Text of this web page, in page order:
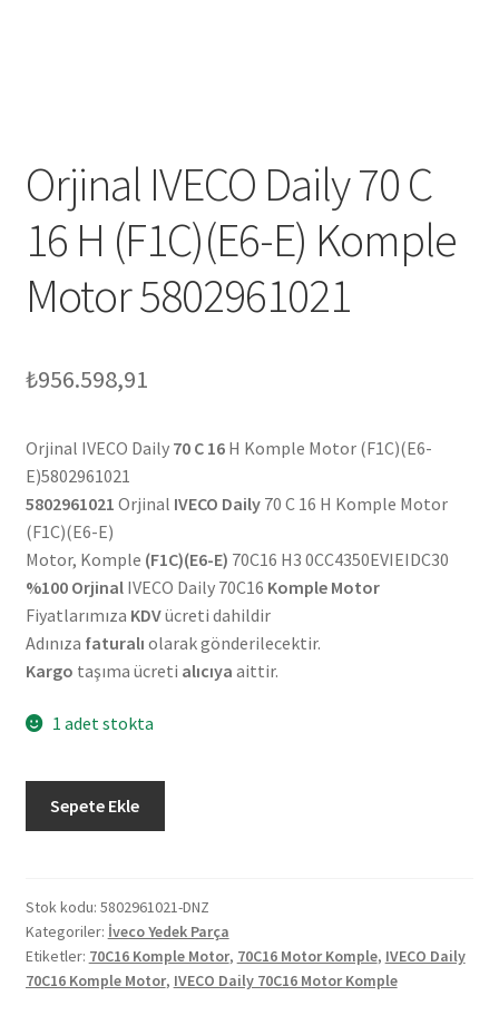
Orjinal IVECO Daily 70 C
16 H (F1C)(E6-E) Komple
Motor 5802961021
₺956.598,91
Orjinal IVECO Daily 70 C 16H Komple Motor (F1C)(E6-
E)5802961021
5802961021 Orjinal IVECO Daily70 C 16 H Komple Motor
(F1C)(E6-E)
Motor, Komple (F1C)(E6-E) 70C16 H3 0CC4350EVIEIDC30
%100 OrjinalIVECO Daily 70C16 Komple Motor
Fiyatlarımıza KDVücreti dahildir
Adınıza faturalı olarak gönderilecektir.
Kargo taşıma ücreti alıcıya aittir.
1 adet stokta
IVECO
C
16
H
(F1C)
Sepete Ekle
Stok kodu: 5802961021-DNZ
Kategoriler: İveco Yedek Parça
Etiketler: 70C16 Komple Motor, 70C16 Motor Komple, IVECO Daily
70C16 Komple Motor, IVECO Daily 70C16 Motor Komple